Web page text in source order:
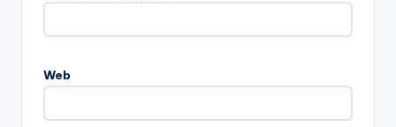
Web